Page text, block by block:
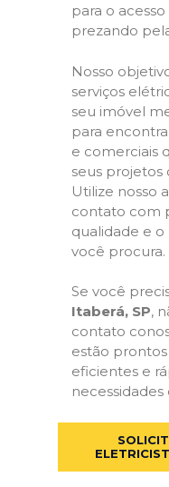
para o
prezando
Nosso
serviços
seu imóvel
para
e comerciais
seus projetos
Utilize nosso
contato com
qualidade e
você procura.
Se você
Itaberá, SP,
contato
estão
eficientes e
necessidades